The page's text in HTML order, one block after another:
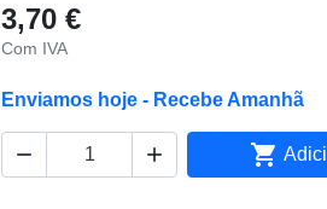
3,70 €
Com IVA
Enviamos hoje - Recebe Amanhã
  